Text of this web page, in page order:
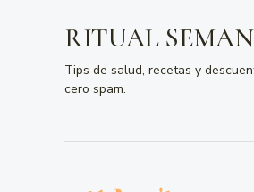
RITUAL
Tips de salud, recetas y
cero spam.